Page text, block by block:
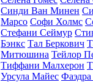
Синди Ван Минен
Марсо Софи Холмс
Стефани Сеймур
Бэнкс Тал Беркович
Митюшина Тейлор
Тиффани Малхерон
Урсула Майес